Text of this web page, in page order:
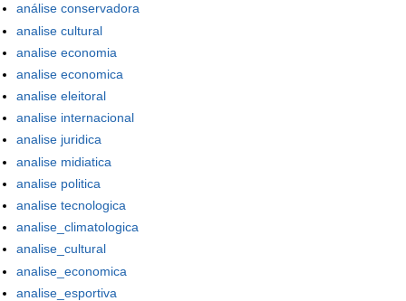
análise conservadora
analise cultural
analise economia
analise economica
analise eleitoral
analise internacional
analise juridica
analise midiatica
analise politica
analise tecnologica
analise_climatologica
analise_cultural
analise_economica
analise_esportiva